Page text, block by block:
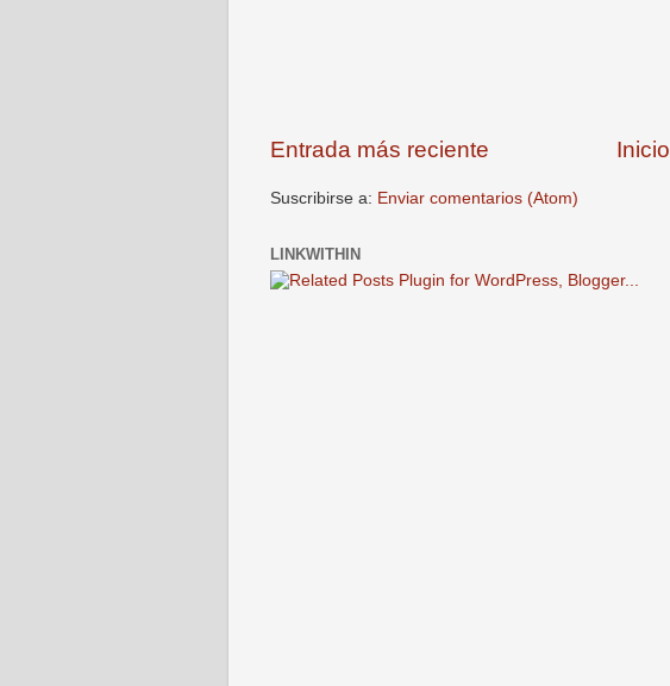
Entrada más reciente Inicio
Suscribirse a: Enviar comentarios (Atom)
LINKWITHIN